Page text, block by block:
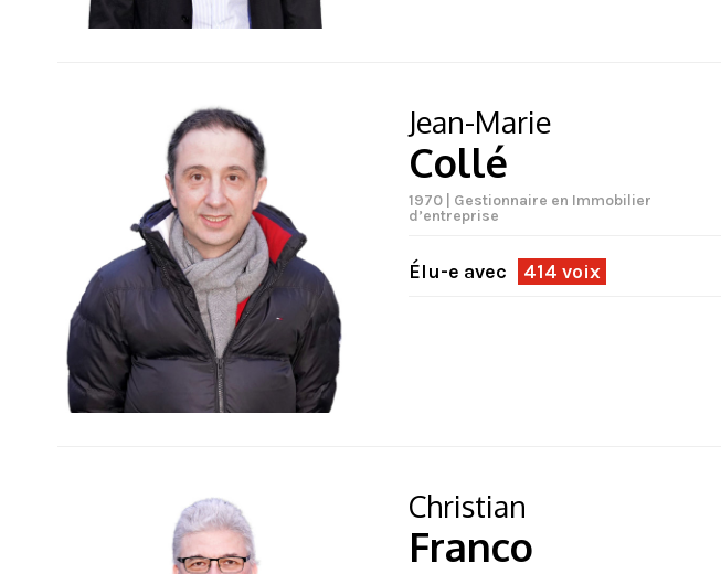
Jean-Marie
Collé
1970 | Gestionnaire en Immobilier
d’entreprise
Élu-e avec 414 voix
Christian
Franco